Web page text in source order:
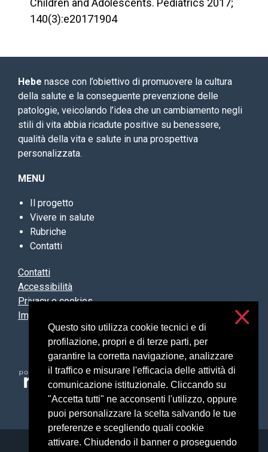
Questo sito utilizza cookie tecnici e di
profilazione, propri e di terze parti, per
garantire la corretta navigazione, analizzare
il traffico e misurare l'efficacia delle attività di
comunicazione istituzionale. Cliccando su
"Accetta tutti" ne acconsenti l'utilizzo, oppure
puoi personalizzare la scelta salvando le tue
preferenze e scegliendo quali cookie
attivare. Chiudendo il banner o proseguendo
Children and Adolescents. Pediatrics 2017;
140(3):e20171904
Hebe nasce con l’obiettivo di promuovere la cultura
della salute e la conseguente prevenzione delle
patologie, veicolando l’idea che un cambiamento negli
stili di vita abbia ricadute positive su benessere,
qualità della vita e salute in una prospettiva
personalizzata.
MENU
Il progetto
Vivere in salute
Rubriche
Contatti
Contatti
Accessibilità
Privacy e cookies
Impostazioni cookie